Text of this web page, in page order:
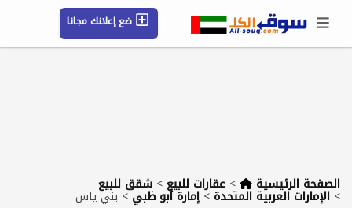
ضع إعلانك مجانا
حسابي / تسجيل
الصفحة الرئيسية > عقارات للبيع> شقق للبيع
> الإمارات العربية المتحدة > إمارة أبو ظبي> بني ياس